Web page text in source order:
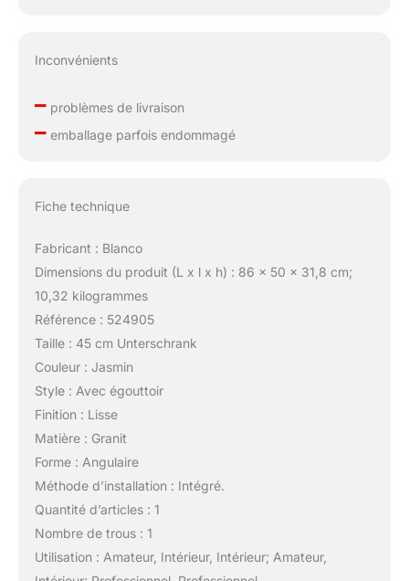
Inconvénients
–problèmes de livraison
–emballage parfois endommagé
Fiche technique
Fabricant : Blanco
Dimensions du produit (L x l x h) : 86 x 50 x 31,8 cm;
10,32 kilogrammes
Référence : 524905
Taille : 45 cm Unterschrank
Couleur : Jasmin
Style : Avec égouttoir
Finition : Lisse
Matière : Granit
Forme : Angulaire
Méthode d’installation : Intégré.
Quantité d’articles : 1
Nombre de trous : 1
Utilisation : Amateur, Intérieur, Intérieur; Amateur,